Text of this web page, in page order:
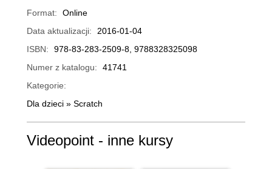
Format:
Online
Data aktualizacji:
2016-01-04
ISBN:
978-83-283-2509-8, 9788328325098
Numer z katalogu:
41741
Kategorie:
Dla dzieci » Scratch
Videopoint - inne kursy